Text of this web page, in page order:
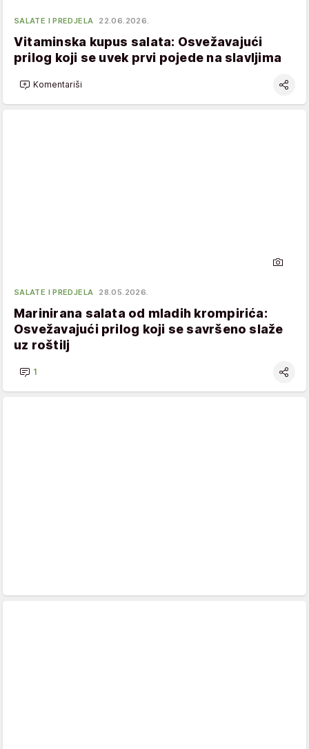
SALATE I PREDJELA 22.06.2026.
Vitaminska kupus salata: Osvežavajući
prilog koji se uvek prvi pojede na slavljima
Komentariši
SALATE I PREDJELA 28.05.2026.
Marinirana salata od mladih krompirića:
Osvežavajući prilog koji se savršeno slaže
uz roštilj
1